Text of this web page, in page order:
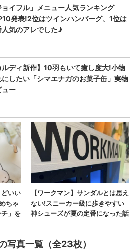
写真一覧（全23枚）